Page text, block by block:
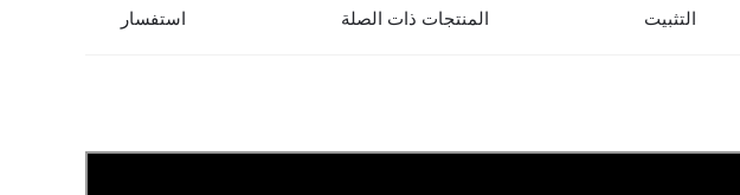
التثبيت المنتجات ذات الصلة استفسار